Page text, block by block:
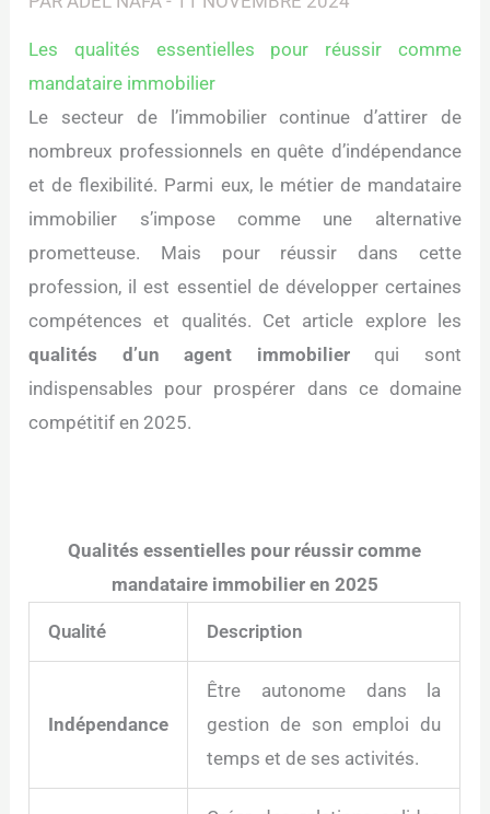
Les qualités essentielles pour réussir comme
mandataire immobilier
Le secteur de l’immobilier continue d’attirer de
nombreux professionnels en quête d’indépendance
et de flexibilité. Parmi eux, le métier de mandataire
immobilier s’impose comme une alternative
prometteuse. Mais pour réussir dans cette
profession, il est essentiel de développer certaines
compétences et qualités. Cet article explore les
qualités d’un agent immobilierqui sont
indispensables pour prospérer dans ce domaine
compétitif en 2025.
Qualités essentielles pour réussir comme
mandataire immobilier en 2025
Qualité Description
Indépendance
Être autonome dans la
gestion de son emploi du
temps et de ses activités.